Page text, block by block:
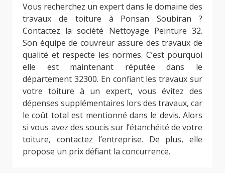
Vous recherchez un expert dans le domaine des
travaux de toiture à Ponsan Soubiran ?
Contactez la société Nettoyage Peinture 32.
Son équipe de couvreur assure des travaux de
qualité et respecte les normes. C’est pourquoi
elle est maintenant réputée dans le
département 32300. En confiant les travaux sur
votre toiture à un expert, vous évitez des
dépenses supplémentaires lors des travaux, car
le coût total est mentionné dans le devis. Alors
si vous avez des soucis sur l’étanchéité de votre
toiture, contactez l’entreprise. De plus, elle
propose un prix défiant la concurrence.